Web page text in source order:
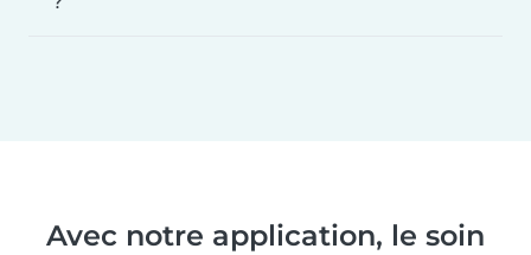
Avec notre application, le soin